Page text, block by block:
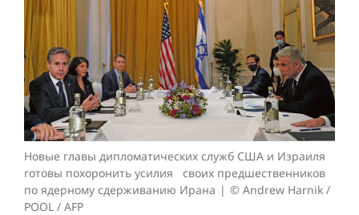
Новые главы дипломатических служб США и Израиля
готовы похоронить усилия своих предшественников
по ядерному сдерживанию Ирана
© Andrew Harnik /
POOL / AFP